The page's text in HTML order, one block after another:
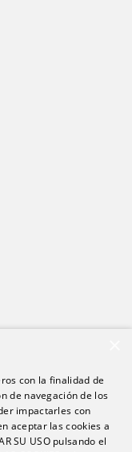
con la finalidad de
de navegación de los
impactarles con
aceptar las cookies a
SU USO pulsando el